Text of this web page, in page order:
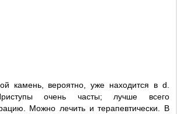
камень, вероятно, уже находится в d.
очень часты; лучше всего
Можно лечить и терапевтически. В